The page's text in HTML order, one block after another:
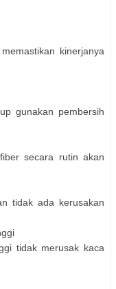
kinerjanya
gunakan pembersih
secara rutin akan
tidak ada kerusakan
tidak merusak kaca